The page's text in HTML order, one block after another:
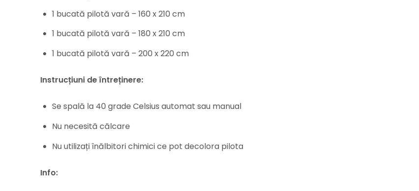
1 bucată pilotă vară – 160 x 210 cm
1 bucată pilotă vară – 180 x 210 cm
1 bucată pilotă vară – 200 x 220 cm
Instrucțiuni de întreținere:
Se spală la 40 grade Celsius automat sau manual
Nu necesită călcare
Nu utilizați înălbitori chimici ce pot decolora pilota
Info: